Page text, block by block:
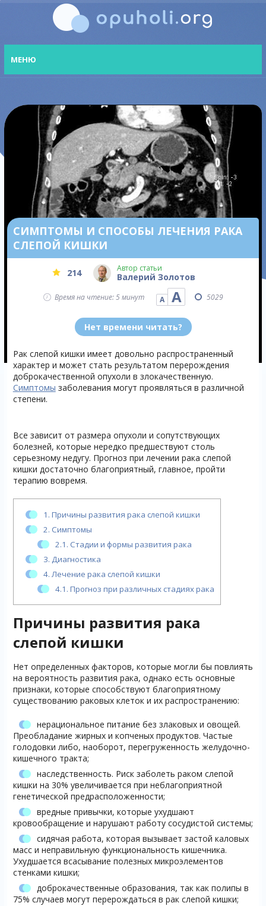
МЕНЮ
СИМПТОМЫ И СПОСОБЫ ЛЕЧЕНИЯ РАКА
СЛЕПОЙ КИШКИ
214 Автор статьи
Валерий Золотов
Время на чтение: 5 минут А А 5029
Нет времени читать?
Рак слепой кишки имеет довольно распространенный
характер и может стать результатом перерождения
доброкачественной опухоли в злокачественную.
Симптомы заболевания могут проявляться в различной
степени.
Все зависит от размера опухоли и сопутствующих
болезней, которые нередко предшествуют столь
серьезному недугу. Прогноз при лечении рака слепой
кишки достаточно благоприятный, главное, пройти
терапию вовремя.
1. Причины развития рака слепой кишки
2. Симптомы
2.1. Стадии и формы развития рака
3. Диагностика
4. Лечение рака слепой кишки
4.1. Прогноз при различных стадиях рака
Причины развития рака
слепой кишки
Нет определенных факторов, которые могли бы повлиять
на вероятность развития рака, однако есть основные
признаки, которые способствуют благоприятному
существованию раковых клеток и их распространению:
нерациональное питание без злаковых и овощей.
Преобладание жирных и копченых продуктов. Частые
голодовки либо, наоборот, перегруженность желудочно-
кишечного тракта;
наследственность. Риск заболеть раком слепой
кишки на 30% увеличивается при неблагоприятной
генетической предрасположенности;
вредные привычки, которые ухудшают
кровообращение и нарушают работу сосудистой системы;
сидячая работа, которая вызывает застой каловых
масс и неправильную функциональность кишечника.
Ухудшается всасывание полезных микроэлементов
стенками кишки;
доброкачественные образования, так как полипы в
75% случаев могут перерождаться в рак слепой кишки;